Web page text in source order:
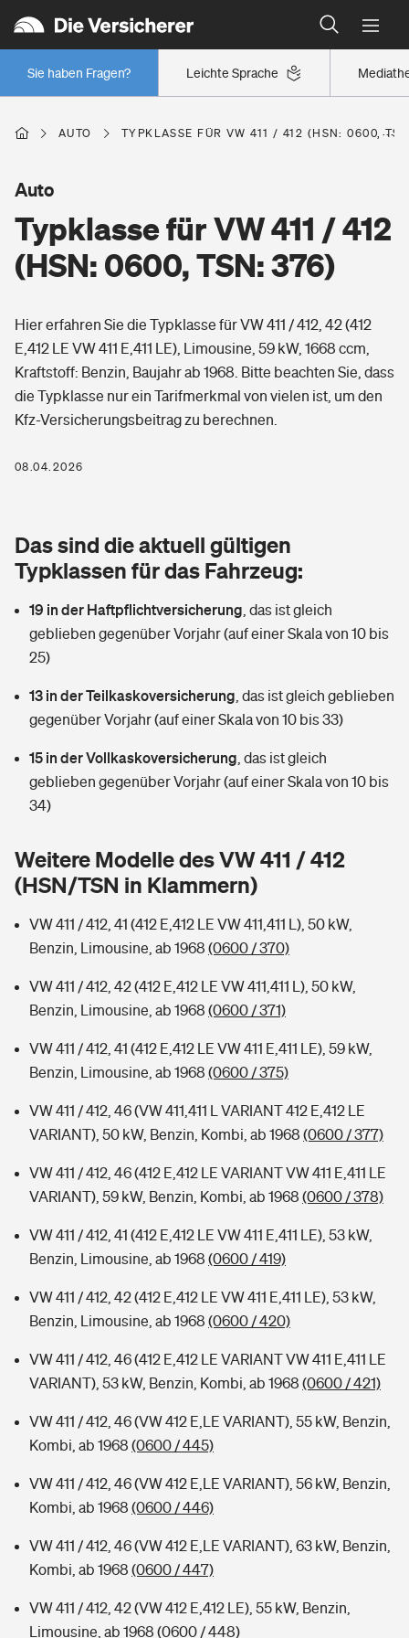
Leichte Sprache
Sie haben Fragen?
Wer versichert was: Jetzt Versicherer finden
Regionalklassen: So ist Ihre Region eingestuft
Wer versichert was: Jetzt Versicherer finden
Berufsunfähigkeitsversicherung
Erwerbsunfähigkeitsversicherung
Grundfähigkeitsversicherung
Arbeitsrechtsschutz
Berufshaftpflichtversicherung
Zur Übersicht
Tools
Wer versichert was: Jetzt Versicherer finden
Sie haben Fragen?
Wohnen
Elementarversicherung
Glasversicherung
Mietkautionsversicherung
Restkreditversicherung
Tools
Hochwasser-Check: Wie gefährdet ist Ihr Haus?
Sie haben Fragen?
Freizeit
Pri­vate Haft­pflicht­
Kinderunfall­ver­si­che­rung
Kinderinvalidität
Hundehalter-Haftpflicht
Handyversicherung
Private Cyberversicherung
Zur Übersicht
Kinderunfall-Check: Mehr Sicherheit für deine Kids
Typklassen: So ist Ihr Auto eingestuft
Sie haben Fragen?
Gesundheit
Private Krankenversicherung
Dread-Disease-Versicherung
Tierkrankenversicherung
Zur Übersicht
Tools
Wer versichert was: Jetzt Versicherer finden
Rentenrechner: Wie viel Geld bekomme ich im Alter?
AUTO TYPKLASSE FÜR VW 411 / 412 (HSN: 0600,
Typklasse für VW 411 / 412
(HSN: 0600, TSN: 376)
Auto
Hier erfahren Sie die Typklasse für VW 411 / 412, 42 (412
E,412 LE VW 411 E,411 LE), Limousine, 59 kW, 1668 ccm,
Kraftstoff: Benzin, Baujahr ab 1968. Bitte beachten Sie, dass
die Typklasse nur ein Tarifmerkmal von vielen ist, um den
Kfz-Versicherungsbeitrag zu berechnen.
08.04.2026
Das sind die aktuell gültigen
Typklassen für das Fahrzeug:
19 in der Haftpflichtversicherung das ist gleich
geblieben gegenüber Vorjahr (auf einer Skala von 10 bis
25)
13 in der Teilkaskoversicherung das ist gleich geblieben
gegenüber Vorjahr (auf einer Skala von 10 bis 33)
15 in der Vollkaskoversicherung das ist gleich
geblieben gegenüber Vorjahr (auf einer Skala von 10 bis
34)
Weitere Modelle des VW 411 / 412
(HSN/TSN in Klammern)
VW 411 / 412, 41 (412 E,412 LE VW 411,411 L), 50 kW,
Benzin, Limousine, ab 1968 (0600 / 370)
VW 411 / 412, 42 (412 E,412 LE VW 411,411 L), 50 kW,
Benzin, Limousine, ab 1968 (0600 / 371)
VW 411 / 412, 41 (412 E,412 LE VW 411 E,411 LE), 59 kW,
Benzin, Limousine, ab 1968 (0600 / 375)
VW 411 / 412, 46 (VW 411,411 L VARIANT 412 E,412 LE
VARIANT), 50 kW, Benzin, Kombi, ab 1968 (0600 / 377)
VW 411 / 412, 46 (412 E,412 LE VARIANT VW 411 E,411 LE
VARIANT), 59 kW, Benzin, Kombi, ab 1968 (0600 / 378)
VW 411 / 412, 41 (412 E,412 LE VW 411 E,411 LE), 53 kW,
Benzin, Limousine, ab 1968 (0600 / 419)
VW 411 / 412, 42 (412 E,412 LE VW 411 E,411 LE), 53 kW,
Benzin, Limousine, ab 1968 (0600 / 420)
VW 411 / 412, 46 (412 E,412 LE VARIANT VW 411 E,411 LE
VARIANT), 53 kW, Benzin, Kombi, ab 1968 (0600 / 421)
VW 411 / 412, 46 (VW 412 E,LE VARIANT), 55 kW, Benzin,
Kombi, ab 1968 (0600 / 445)
VW 411 / 412, 46 (VW 412 E,LE VARIANT), 56 kW, Benzin,
Kombi, ab 1968 (0600 / 446)
VW 411 / 412, 46 (VW 412 E,LE VARIANT), 63 kW, Benzin,
Kombi, ab 1968 (0600 / 447)
VW 411 / 412, 42 (VW 412 E,412 LE), 55 kW, Benzin,
Limousine, ab 1968 (0600 / 448)